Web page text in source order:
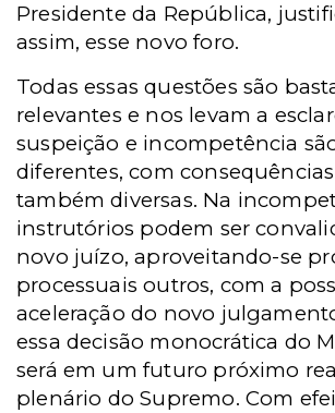
Presidente da República,
assim, esse novo foro.
Todas essas questões são
relevantes e nos levam a
suspeição e incompetência
diferentes, com
também diversas. Na
instrutórios podem ser
novo juízo, aproveitando-se
processuais outros, com a
aceleração do novo
essa decisão monocrática do
será em um futuro próximo
plenário do Supremo. Com